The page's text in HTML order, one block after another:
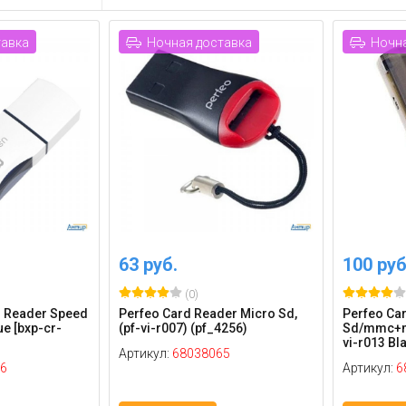
Speed
[bxp-cr-
Ночная доставка
63 руб.
(0)
Perfeo Card Reader Micro Sd,
(pf-vi-r007) (pf_4256)
Артикул: 68038065
100
Perfeo
Sd/
vi-r013
Артикул: